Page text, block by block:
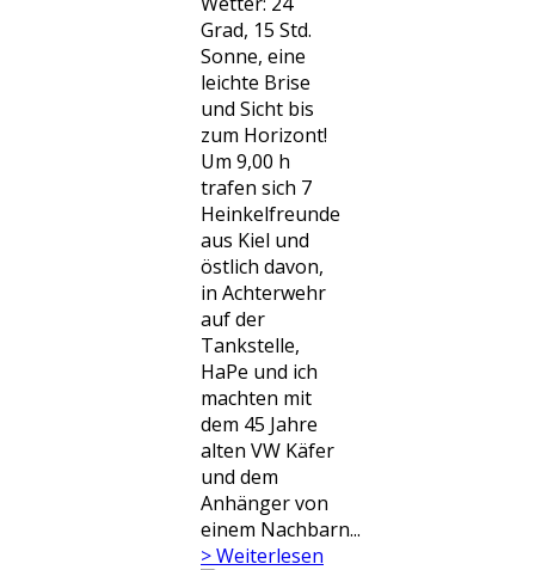
Grad, 15 Std.
Sonne, eine
leichte Brise
und Sicht bis
zum Horizont!
Um 9,00 h
trafen sich 7
Heinkelfreunde
aus Kiel und
östlich davon,
in Achterwehr
auf der
Tankstelle,
HaPe und ich
machten mit
dem 45 Jahre
alten VW Käfer
und dem
Anhänger von
einem Nachbarn...
> Weiterlesen